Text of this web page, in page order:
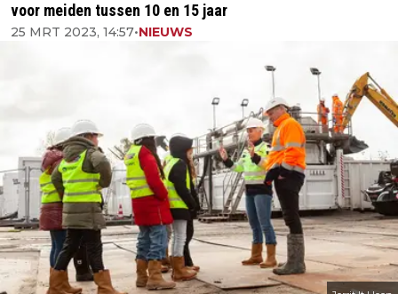
voor meiden tussen 10 en 15 jaar
25 MRT 2023, 14:57•NIEUWS